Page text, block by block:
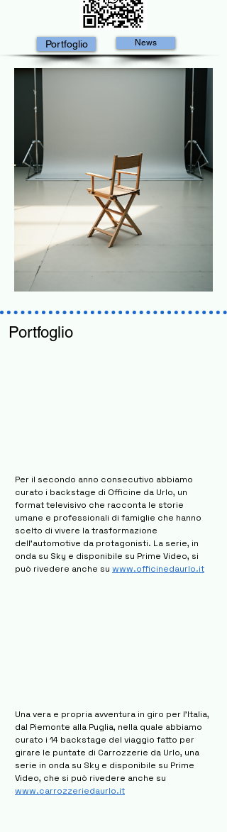
Portfoglio News
Portfoglio
Per il secondo anno consecutivo abbiamo
curato i backstage di Officine da Urlo, un
format televisivo che racconta le storie
umane e professionali di famiglie che hanno
scelto di vivere la trasformazione
dell'automotive da protagonisti. La serie, in
onda su Sky e disponibile su Prime Video, si
può rivedere anche su www.officinedaurlo.it
Una vera e propria avventura in giro per l'Italia,
dal Piemonte alla Puglia, nella quale abbiamo
curato i 14 backstage del viaggio fatto per
girare le puntate di Carrozzerie da Urlo, una
serie in onda su Sky e disponibile su Prime
Video, che si può rivedere anche su
www.carrozzeriedaurlo.it